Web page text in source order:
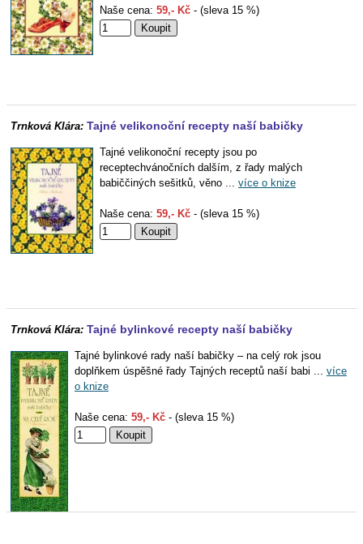
Naše cena: 59,- Kč - (sleva 15 %)
Trnková Klára: Tajné velikonoční recepty naší babičky
Tajné velikonoční recepty jsou po
receptechvánočních dalším, z řady malých
babiččiných sešitků, věno ... více o knize
Naše cena: 59,- Kč - (sleva 15 %)
Trnková Klára: Tajné bylinkové recepty naší babičky
Tajné bylinkové rady naší babičky – na celý rok jsou
doplňkem úspěšné řady Tajných receptů naší babi ... více
o knize
Naše cena: 59,- Kč - (sleva 15 %)